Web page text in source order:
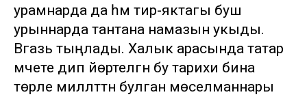
урамнарда да һәм тирә-яктагы буш
урыннарда тантана намазын укыды.
Вәгазь тыңлады. Халык арасында татар
мәчете дип йөртелгән бу тарихи бина
төрле милләттән булган мөселманнары